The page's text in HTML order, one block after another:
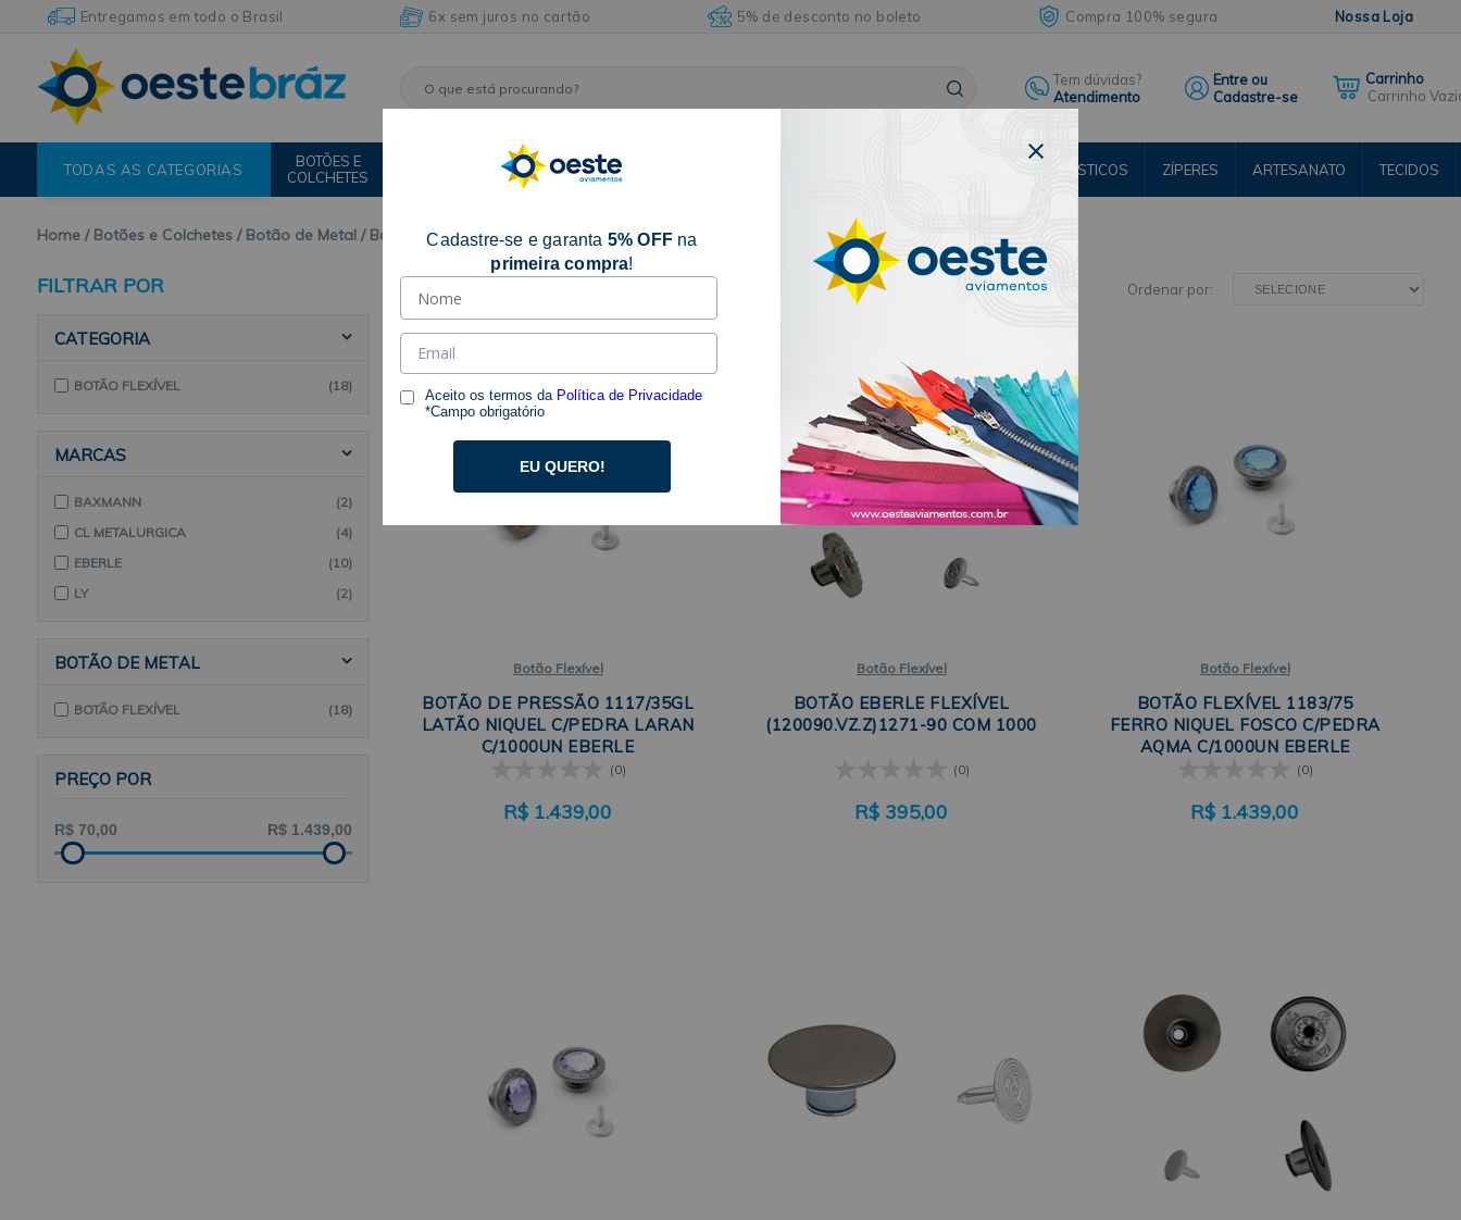
Entregamos em todo o Brasil 6x sem juros no cartão 5% de desconto no boleto Compra 100% segura Nossa Loja
Tem dúvidas?
Atendimento
Entre ou
Cadastre-se
Carrinho
TODAS AS CATEGORIAS
BOTÕES E
COLCHETES
FITAS
ARMARINHOS
E
ACESSÓRIOS
ELÁSTICOS ZÍPERES ARTESANATO TECIDOS
Home Botões e Colchetes Botão de Metal Botão Flexível
FILTRAR POR
CATEGORIA
BOTÃO FLEXÍVEL (18)
MARCAS
BAXMANN
(2)
CL METALURGICA
(4)
EBERLE
(10)
LY
(2)
BOTÃO DE METAL
BOTÃO FLEXÍVEL (18)
PREÇO POR
Ordenar por:
Botão Flexível
BOTÃO DE PRESSÃO 1117/35GL
LATÃO NIQUEL C/PEDRA LARAN
C/1000UN EBERLE
(0)
R$ 1.439,00
Botão Flexível
BOTÃO EBERLE FLEXÍVEL
(120090.VZ.Z)1271-90 COM 1000
(0)
R$ 395,00
Botão Flexível
BOTÃO FLEXÍVEL 1183/75
FERRO NIQUEL FOSCO C/PEDRA
AQMA C/1000UN EBERLE
(0)
R$ 1.439,00
Cadastre-se e garanta 5% OFF na
primeira compra!
Aceito os termos da Política de Privacidade
*Campo obrigatório
EU QUERO!